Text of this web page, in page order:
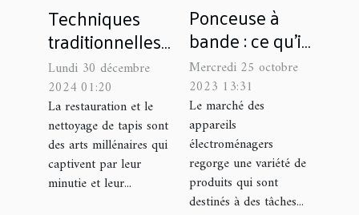
Techniques
traditionnelles
pour la
restauration et
le nettoyage de
tapis
Lundi 30 décembre
2024 01:20
La restauration et le
nettoyage de tapis sont
des arts millénaires qui
captivent par leur
minutie et leur...
Ponceuse à
bande : ce qu’il
faut savoir ?
Mercredi 25 octobre
2023 13:31
Le marché des
appareils
électroménagers
regorge une variété de
produits qui sont
destinés à des tâches...